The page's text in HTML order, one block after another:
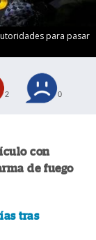
para pasar
2 0
con
de fuego
tras